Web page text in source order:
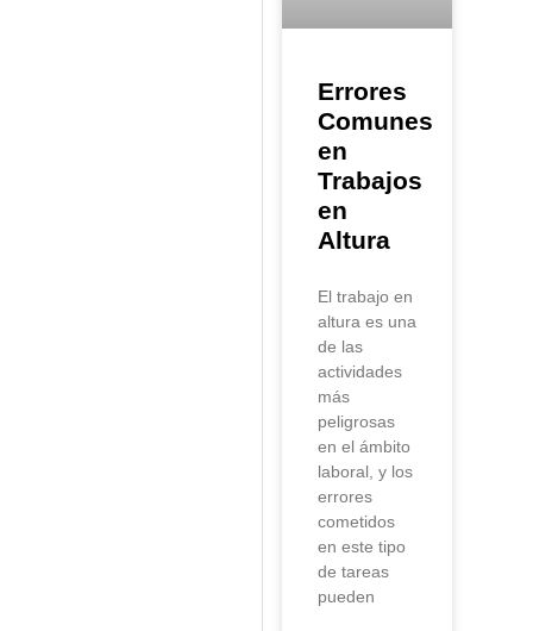
Errores
Comunes
en
Trabajos
en
Altura
El trabajo en
altura es una
de las
actividades
más
peligrosas
en el ámbito
laboral, y los
errores
cometidos
en este tipo
de tareas
pueden